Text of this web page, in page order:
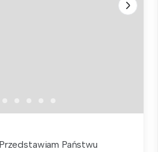
Państwu